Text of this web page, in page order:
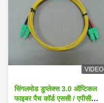
VIDEO
सिंगलमोड डुप्लेक्स 3.0 ऑप्टिकल
फाइबर पैच कॉर्ड एससी / एपीसी